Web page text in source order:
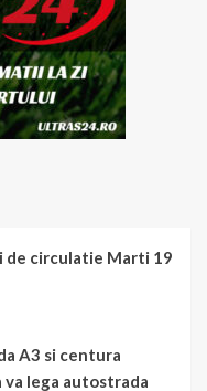
de circulatie Marti 19
A3 si centura
va lega autostrada